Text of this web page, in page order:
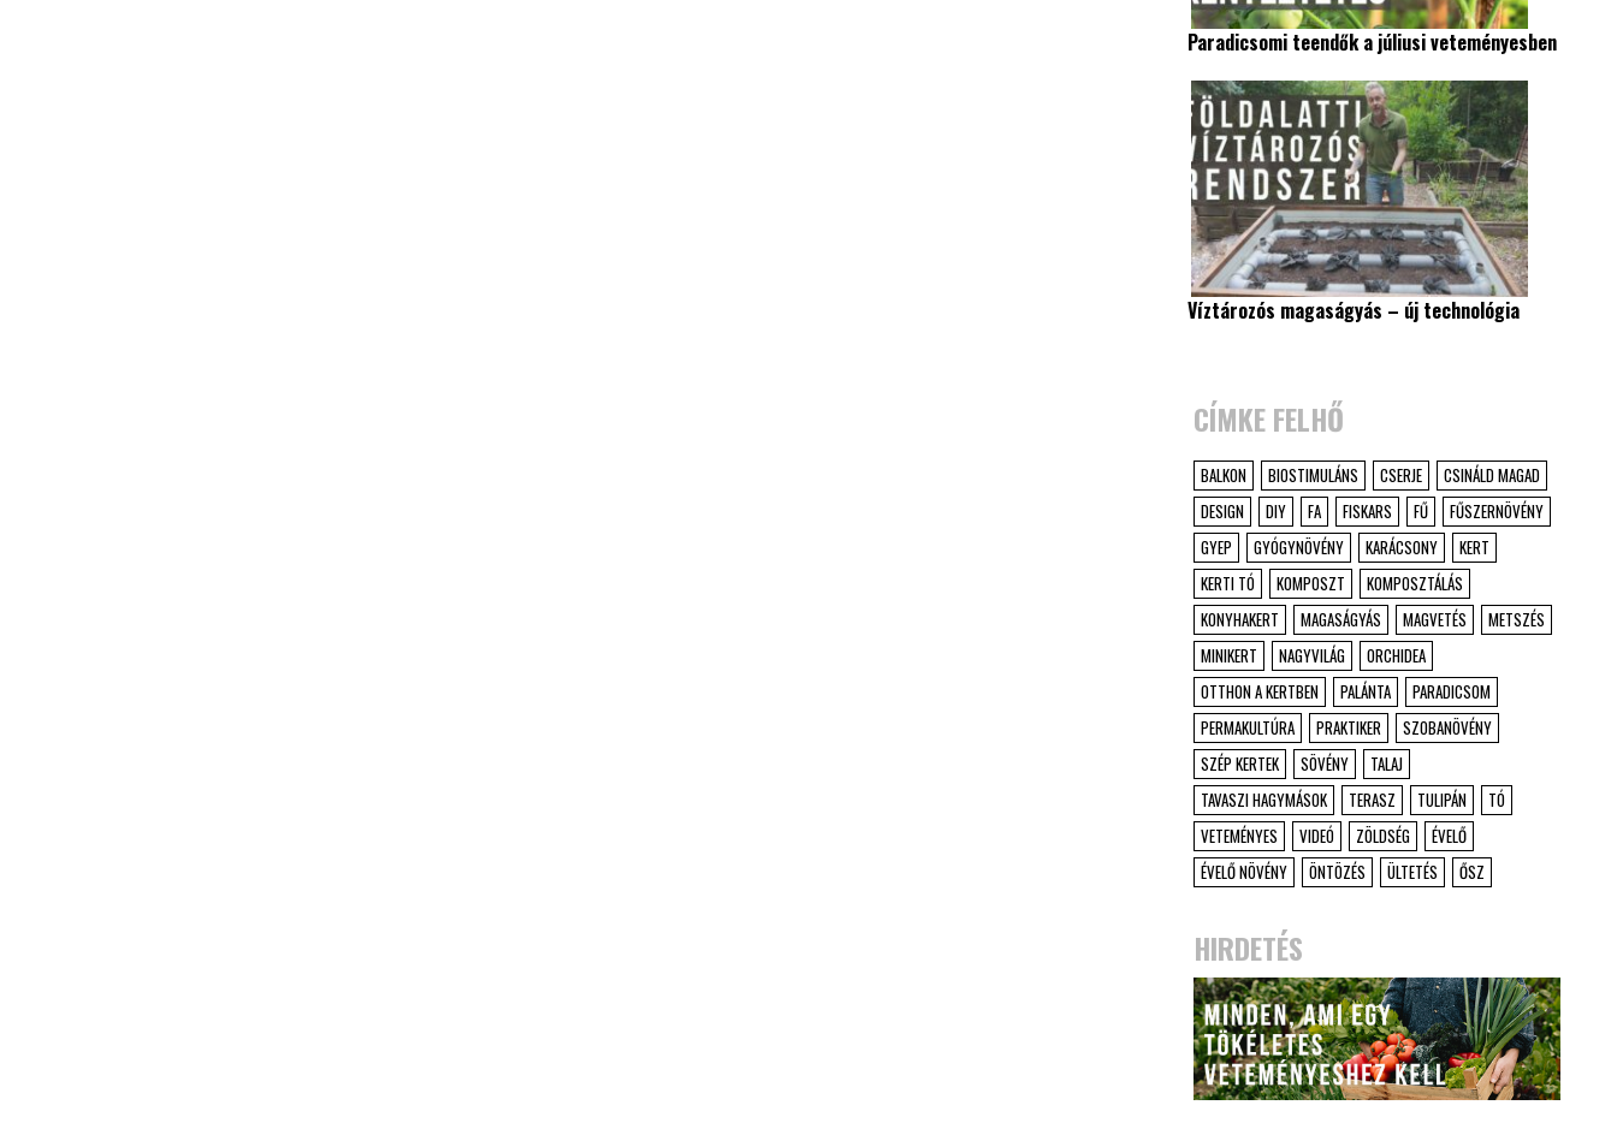
Paradicsomi teendők a júliusi veteményesben
Víztározós magaságyás – új technológia
CÍMKE FELHŐ
BALKON BIOSTIMULÁNS CSERJE
CSINÁLD MAGAD
DESIGN
DIY FA FISKARS FŰ
FŰSZERNÖVÉNY
GYEP
GYÓGYNÖVÉNY KARÁCSONY
KERT
KERTI TÓ
KOMPOSZT
KOMPOSZTÁLÁS
KONYHAKERT
MAGASÁGYÁS MAGVETÉS
METSZÉS
MINIKERT
NAGYVILÁG
ORCHIDEA
OTTHON A KERTBEN
PALÁNTA
PARADICSOM
PERMAKULTÚRA
PRAKTIKER
SZOBANÖVÉNY
SZÉP KERTEK
SÖVÉNY
TALAJ
TAVASZI HAGYMÁSOK
TERASZ TULIPÁN
TÓ
VETEMÉNYES
VIDEÓ ZÖLDSÉG
ÉVELŐ
ÉVELŐ NÖVÉNY
ÖNTÖZÉS ÜLTETÉS ŐSZ
HIRDETÉS